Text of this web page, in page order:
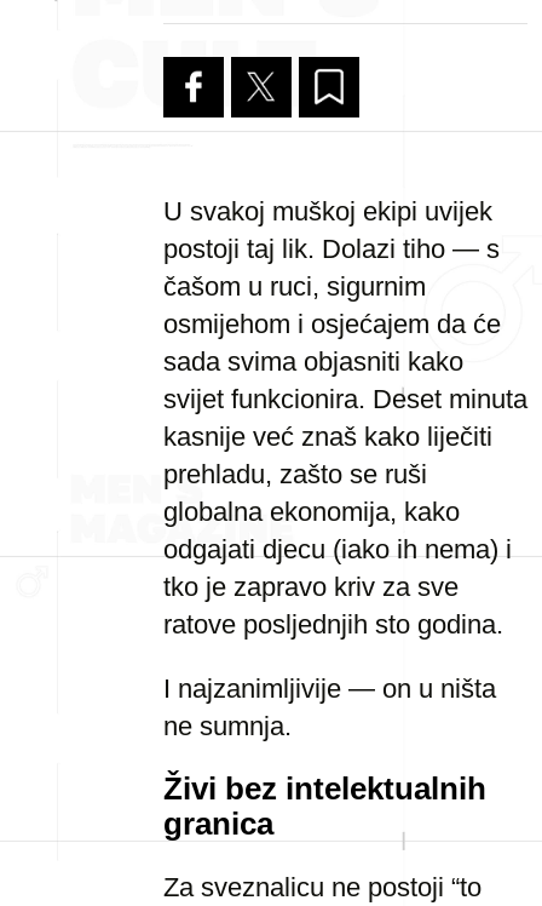
U svakoj muškoj ekipi uvijek
postoji taj lik. Dolazi tiho — s
čašom u ruci, sigurnim
osmijehom i osjećajem da će
sada svima objasniti kako
svijet funkcionira. Deset minuta
kasnije već znaš kako liječiti
prehladu, zašto se ruši
globalna ekonomija, kako
odgajati djecu (iako ih nema) i
tko je zapravo kriv za sve
ratove posljednjih sto godina.
I najzanimljivije — on u ništa
ne sumnja.
Živi bez intelektualnih
granica
Za sveznalicu ne postoji “to